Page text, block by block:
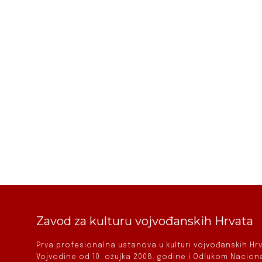
Zavod za kulturu vojvođanskih Hrvata
Prva profesionalna ustanova u kulturi vojvođanskih
Vojvodine od 10. ožujka 2008. godine i Odlukom